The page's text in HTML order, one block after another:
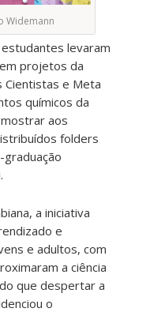
Widemann
estudantes levaram
projetos da
Cientistas e Meta
químicos da
aos
folders
a iniciativa
e
e adultos, com
a ciência
que despertar a
o